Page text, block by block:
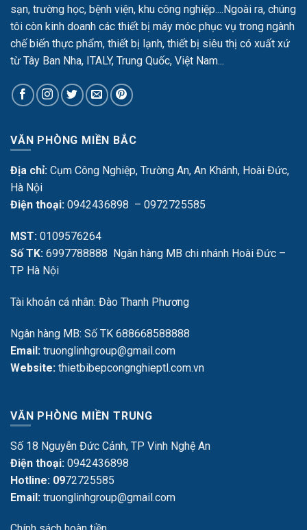
sạn, trường học, bệnh viện, khu công nghiệp....Ngoài ra, chúng
tôi còn kinh doanh các thiết bị máy móc phục vụ trong ngành
chế biến thực phẩm, thiết bị lạnh, thiết bị siêu thị có xuất xứ
từ Tây Ban Nha, ITALY, Trung Quốc, Việt Nam...
VĂN PHÒNG MIỀN BẮC
Địa chỉ: Cụm Công Nghiệp, Trường An, An Khánh, Hoài Đức,
Hà Nội
Điện thoại: 0942436898 – 0972725585
MST: 0109576264
Số TK: 6997788888 Ngân hàng MB chi nhánh Hoài Đức –
TP Hà Nội
Tài khoản cá nhân: Đào Thanh Phương
Ngân hàng MB: Số TK 688668588888
Email: truonglinhgroup@gmail.com
Website: thietbibepcongnghieptl.com.vn
VĂN PHÒNG MIỀN TRUNG
Số 18 Nguyễn Đức Cảnh, TP Vinh Nghệ An
Điện thoại: 0942436898
Hotline: 0972725585
Email: truonglinhgroup@gmail.com